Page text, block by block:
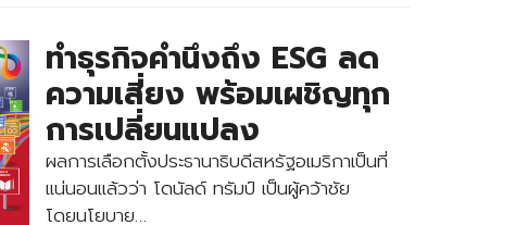
ทำธุรกิจคำนึงถึง ESG ลด
ความเสี่ยง พร้อมเผชิญทุก
การเปลี่ยนแปลง
ผลการเลือกตั้งประธานาธิบดีสหรัฐอเมริกาเป็นที่
แน่นอนแล้วว่า โดนัลด์ ทรัมป์ เป็นผู้คว้าชัย
โดยนโยบาย…